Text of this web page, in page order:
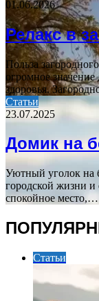
01.06.2026
Релакс в
Польза
огромное
здоровья.
Статьи
23.07.2025
Домик на
Уютный уголок на
городской жизни и
спокойное место,…
Статьи